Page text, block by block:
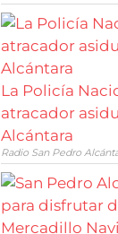
La Policía
atracador
Alcántara
Radio San Pedro